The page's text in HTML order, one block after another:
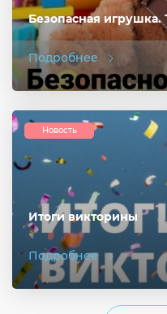
Безопасная игрушка.
Подробнее
Итоги викторины
Подробнее
Новость